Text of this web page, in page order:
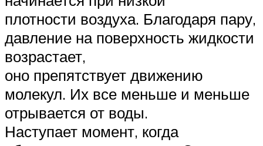
плотности воздуха. Благодаря пару,
давление на поверхность жидкости
возрастает,
оно препятствует движению
молекул. Их все меньше и меньше
отрывается от воды.
Наступает момент, когда